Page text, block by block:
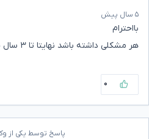
۵ سال پیش
بااحترام
هر مشکلی داشته باشد نهایتا تا ۳ سال شما الزام به تنظبم سند نمایید
۰
پاسخ توسط یکی از